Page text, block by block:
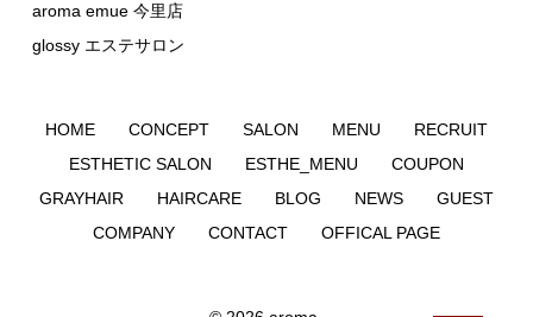
aroma emue 今里店
glossy エステサロン
HOME CONCEPT SALON MENU
RECRUIT
ESTHETIC SALON
ESTHE_MENU
COUPON
GRAYHAIR
HAIRCARE BLOG NEWS
GUEST
COMPANY
CONTACT OFFICAL PAGE